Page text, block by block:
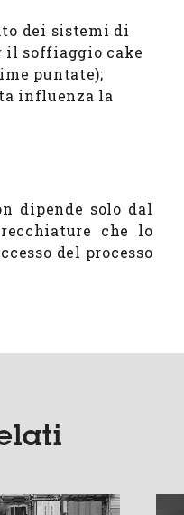
dei sistemi di
il soffiaggio cake
puntate);
influenza la
dipende solo dal
che lo
del processo